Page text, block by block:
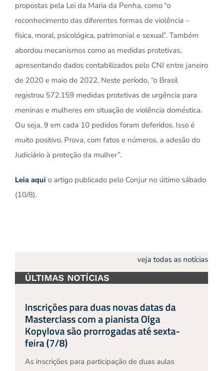
propostas pela Lei da Maria da Penha, como “o
reconhecimento das diferentes formas de violência –
física, moral, psicológica, patrimonial e sexual”. Também
abordou mecanismos como as medidas protetivas,
apresentando dados contabilizados pelo CNJ entre janeiro
de 2020 e maio de 2022. Neste período, “o Brasil
registrou 572.159 medidas protetivas de urgência para
meninas e mulheres em situação de violência doméstica.
Ou seja, 9 em cada 10 pedidos foram deferidos. Isso é
muito positivo. Prova, com fatos e números, a adesão do
Judiciário à proteção da mulher”.
Leia aqui o artigo publicado pelo Conjur no último sábado
(10/8).
veja todas as notícias
ÚLTIMAS NOTÍCIAS
Inscrições para duas novas datas da
Masterclass com a pianista Olga
Kopylova são prorrogadas até sexta-
feira (7/8)
As inscrições para participação de duas aulas